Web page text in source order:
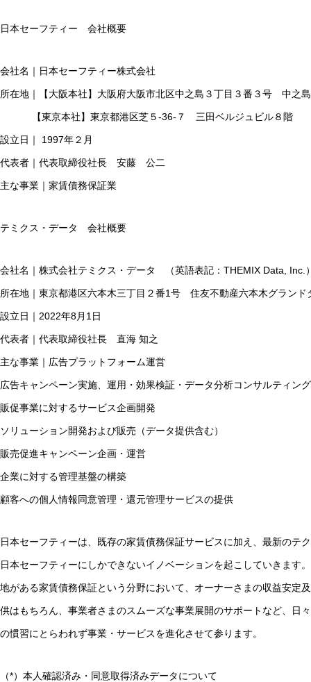
日本セーフティー 会社概要
会社名｜日本セーフティー株式会社
所在地｜【大阪本社】大阪府大阪市北区中之島３丁目３番３号 中之
【東京本社】東京都港区芝５-36-７ 三田ベルジュビル８階
設立日｜ 1997年２月
代表者｜代表取締役社長 安藤 公二
主な事業｜家賃債務保証業
テミクス・データ 会社概要
会社名｜株式会社テミクス・データ （英語表記：THEMIX Data, Inc.
所在地｜東京都港区六本木三丁目２番1号 住友不動産六本木グランド
設立日｜2022年8月1日
代表者｜代表取締役社長 直海 知之
主な事業｜広告プラットフォーム運営
広告キャンペーン実施、運用・効果検証・データ分析コンサルティン
販促事業に対するサービス企画開発
ソリューション開発および販売（データ提供含む）
販売促進キャンペーン企画・運営
企業に対する管理基盤の構築
顧客への個人情報同意管理・還元管理サービスの提供
日本セーフティーは、既存の家賃債務保証サービスに加え、最新のテ
日本セーフティーにしかできないイノベーションを起こしていきます
地がある家賃債務保証という分野において、オーナーさまの収益安定
供はもちろん、事業者さまのスムーズな事業展開のサポートなど、日
の慣習にとらわれず事業・サービスを進化させて参ります。
（*）本人確認済み・同意取得済みデータについて